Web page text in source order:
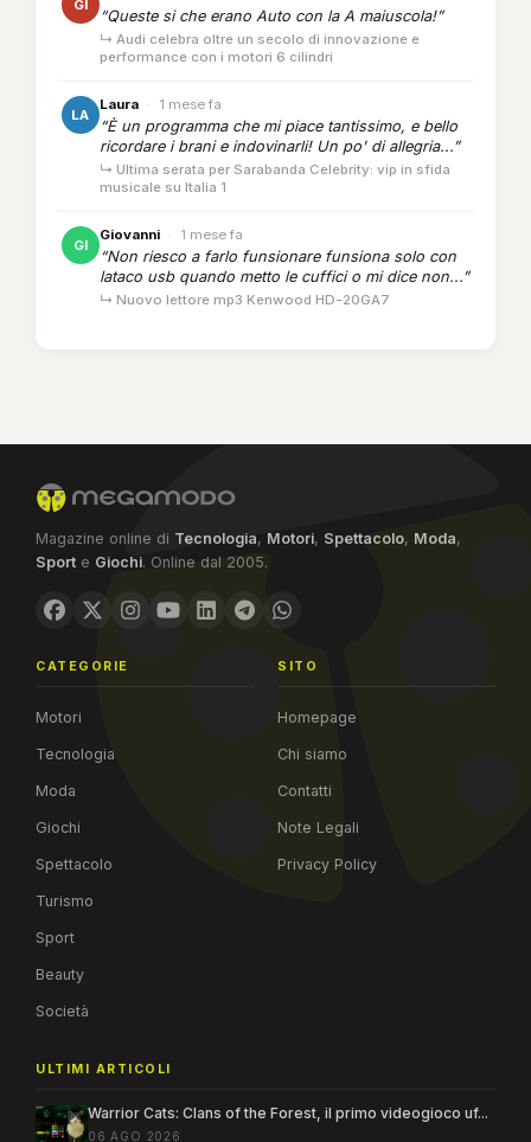
GI
“Queste si che erano Auto con la A maiuscola!”
↳ Audi celebra oltre un secolo di innovazione e
performance con i motori 6 cilindri
LA
Laura · 1 mese fa
“È un programma che mi piace tantissimo, e bello
ricordare i brani e indovinarli! Un po' di allegria...”
↳ Ultima serata per Sarabanda Celebrity: vip in sfida
musicale su Italia 1
GI
Giovanni · 1 mese fa
“Non riesco a farlo funsionare funsiona solo con
lataco usb quando metto le cuffici o mi dice non...”
↳ Nuovo lettore mp3 Kenwood HD-20GA7
Magazine online di Tecnologia, Motori, Spettacolo, Moda,
Sport e Giochi. Online dal 2005.
CATEGORIE
Motori
Tecnologia
Moda
Giochi
Spettacolo
Turismo
Sport
Beauty
Società
SITO
Homepage
Chi siamo
Contatti
Note Legali
Privacy Policy
ULTIMI ARTICOLI
Warrior Cats: Clans of the Forest, il primo videogioco uf...
06 AGO 2026